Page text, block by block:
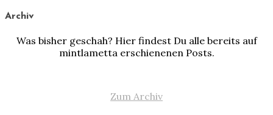
Archiv
Was bisher geschah? Hier findest Du alle bereits auf
mintlametta erschienenen Posts.
Zum Archiv